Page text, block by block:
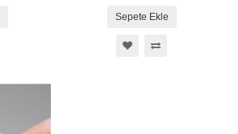
Sepete Ekle